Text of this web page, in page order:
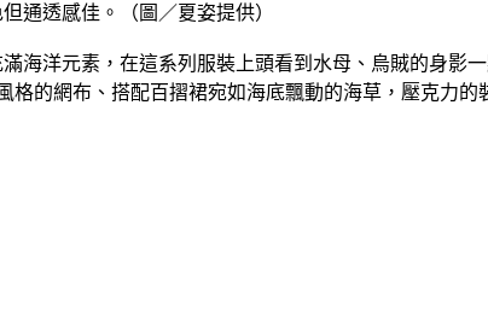
通透感佳。（圖／夏姿提供）
海洋元素，在這系列服裝上頭看到水母、烏賊的身影
的網布、搭配百摺裙宛如海底飄動的海草，壓克力的